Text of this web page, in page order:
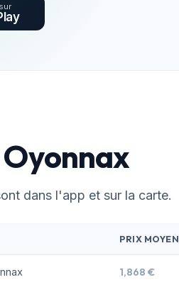
dans l'app et sur la carte.
PRIX MOYEN
1,868 €